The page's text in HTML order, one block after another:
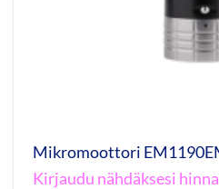
Mikromoottori
Kirjaudu nähdäksesi